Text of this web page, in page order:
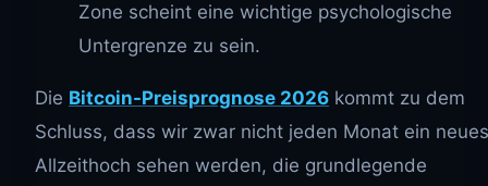
Zone scheint eine wichtige psychologische
Untergrenze zu sein.
Die Bitcoin-Preisprognose 2026 kommt zu dem
Schluss, dass wir zwar nicht jeden Monat ein neues
Allzeithoch sehen werden, die grundlegende